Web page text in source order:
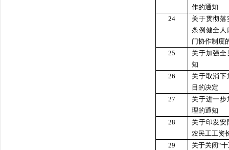
作的通知
24
关于贯彻
条例健全人
门协作制度
25
关于加强
知
26
关于取消
目的决定
27
关于进一
理的通知
28
关于印发
农民工工资
29
关于关闭“